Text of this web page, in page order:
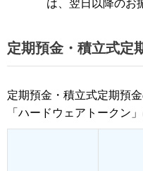
は、翌日以降のお
定期預金・積立式定
定期預金・積立式定期預
「ハードウェアトークン